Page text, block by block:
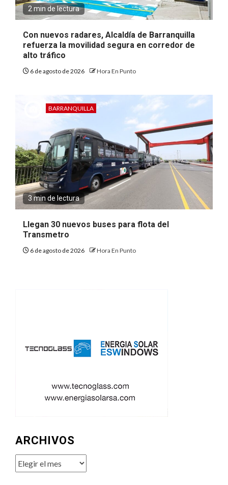
2 min de lectura
Con nuevos radares, Alcaldía de Barranquilla
refuerza la movilidad segura en corredor de
alto tráfico
6 de agosto de 2026 Hora En Punto
BARRANQUILLA
3 min de lectura
Llegan 30 nuevos buses para flota del
Transmetro
6 de agosto de 2026 Hora En Punto
ARCHIVOS
Archivos